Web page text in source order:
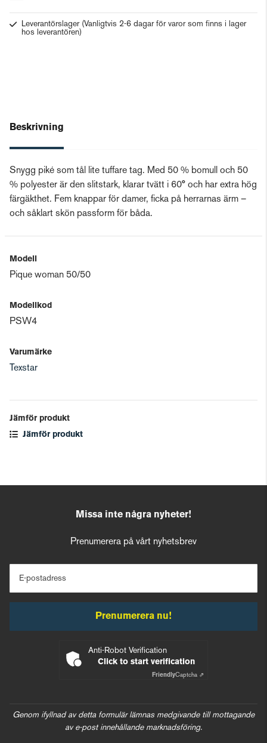
Leverantörslager (Vanligtvis 2-6 dagar för varor som finns i lager
hos leverantören)
Beskrivning
Snygg piké som tål lite tuffare tag. Med 50 % bomull och 50
% polyester är den slitstark, klarar tvätt i 60° och har extra hög
färgäkthet. Fem knappar för damer, ficka på herrarnas ärm –
och såklart skön passform för båda.
Modell
Pique woman 50/50
Modellkod
PSW4
Varumärke
Texstar
Jämför produkt
Jämför produkt
Missa inte några nyheter!
Prenumerera på vårt nyhetsbrev
E-postadress
Prenumerera nu!
Anti-Robot Verification
Click to start verification
FriendlyCaptcha ⇗
Genom ifyllnad av detta formulär lämnas medgivande till mottagande
av e-post innehållande marknadsföring.